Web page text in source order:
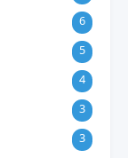
6
5
4
3
3